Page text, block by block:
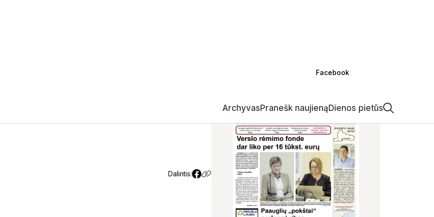
Facebook
ArchyvasPranešk naujienąDienos pietūs
Klimatologai žarsto
– galbūt gamta
Dalintis: